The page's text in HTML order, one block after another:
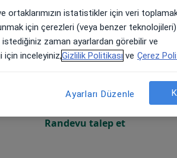
Yarın
10 Ağustos
Sal,
11 Ağustos
Çar,
12
Online randevu erişime kapalı
Randevu talep et
ortaklarımızın istatistikler için veri
için çerezleri (veya benzer
zaman ayarlardan görebilir ve
için inceleyiniz,Gizlilik Politikası ve Çerez
Ayarları Düzenle